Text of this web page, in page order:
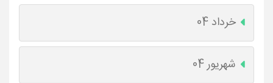
خرداد 04
شهریور 04